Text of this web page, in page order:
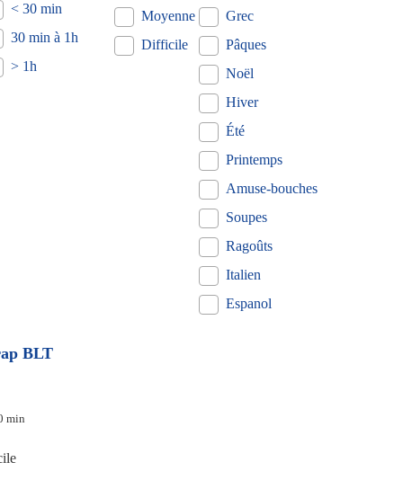
< 30 min
30 min à 1h
> 1h
Moyenne
Difficile
Grec
Pâques
Noël
Hiver
Été
Printemps
Amuse-bouches
Soupes
Ragoûts
Italien
Espanol
BLT
min